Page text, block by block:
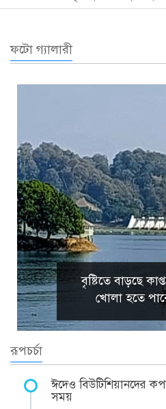
ফটো গ্যালারী
বৃষ্টিতে বাড়ছে
খোলা হতে
রূপচর্চা
ঈদেও বিউটিশিয়ানদের
সময়